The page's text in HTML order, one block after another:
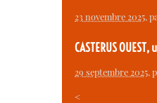
23 novembre 2025,
CASTERUS
29 septembre 2025,
<